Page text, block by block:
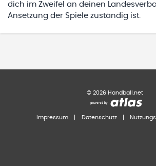
dich im Zweifel an deinen
Ansetzung der Spiele zuständig ist.
© 2026 Handball.net
Impressum Datenschutz